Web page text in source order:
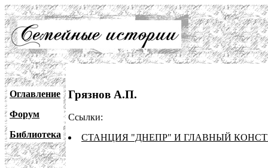
Оглавление
Форум
Библиотека
Грязнов А.П.
Ссылки:
СТАНЦИЯ "ДНЕПР" И ГЛАВНЫЙ